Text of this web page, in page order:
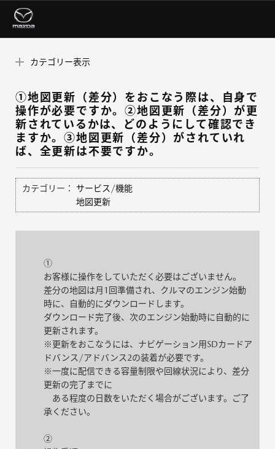
カテゴリー表示
①地図更新（差分）をおこなう際は、自身で
操作が必要ですか。②地図更新（差分）が更
新されているかは、どのようにして確認でき
ますか。③地図更新（差分）がされていれ
ば、全更新は不要ですか。
カテゴリー：
サービス/機能
地図更新
①
お客様に操作をしていただく必要はございません。
差分の地図は月1回準備され、クルマのエンジン始動
時に、自動的にダウンロードします。
ダウンロード完了後、次のエンジン始動時に自動的に
更新されます。
※更新をおこなうには、ナビゲーション用SDカードア
ドバンス/アドバンス2の装着が必要です。
※一度に配信できる容量制限や回線状況により、差分
更新の完了までに
ある程度の日数をいただく場合がございます。ご了
承ください。
②